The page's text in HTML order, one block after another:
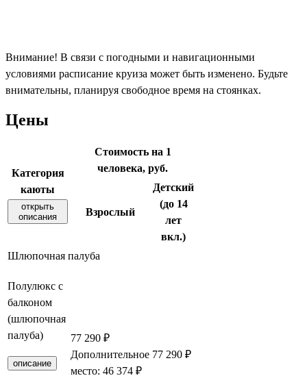
Внимание! В связи с погодными и навигационными
условиями расписание круиза может быть изменено. Будьте
внимательны, планируя свободное время на стоянках.
Цены
Категория
каюты
открыть
описания
Стоимость на 1
человека, руб.
Взрослый
Детский
(до 14
лет
вкл.)
Шлюпочная палуба
Полулюкс с
балконом
(шлюпочная
палуба)
описание
77 290 ₽
Дополнительное
место: 46 374 ₽
77 290 ₽